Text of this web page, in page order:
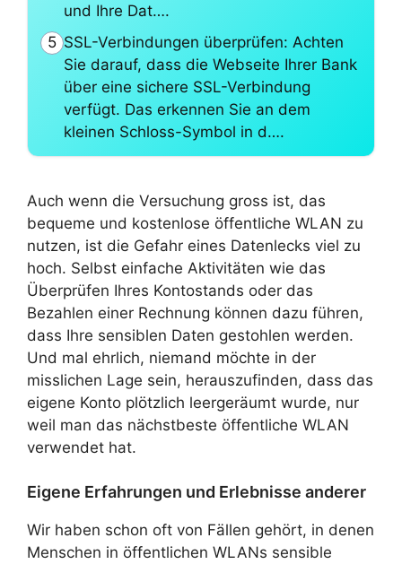
und Ihre Dat….
5 SSL-Verbindungen überprüfen: Achten
Sie darauf, dass die Webseite Ihrer Bank
über eine sichere SSL-Verbindung
verfügt. Das erkennen Sie an dem
kleinen Schloss-Symbol in d….
Auch wenn die Versuchung gross ist, das
bequeme und kostenlose öffentliche WLAN zu
nutzen, ist die Gefahr eines Datenlecks viel zu
hoch. Selbst einfache Aktivitäten wie das
Überprüfen Ihres Kontostands oder das
Bezahlen einer Rechnung können dazu führen,
dass Ihre sensiblen Daten gestohlen werden.
Und mal ehrlich, niemand möchte in der
misslichen Lage sein, herauszufinden, dass das
eigene Konto plötzlich leergeräumt wurde, nur
weil man das nächstbeste öffentliche WLAN
verwendet hat.
Eigene Erfahrungen und Erlebnisse anderer
Wir haben schon oft von Fällen gehört, in denen
Menschen in öffentlichen WLANs sensible